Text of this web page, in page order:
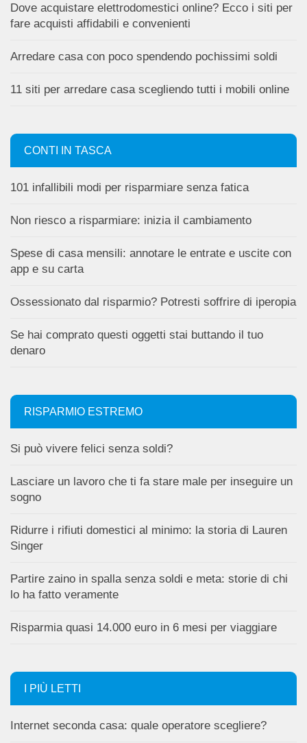
Dove acquistare elettrodomestici online? Ecco i siti per
fare acquisti affidabili e convenienti
Arredare casa con poco spendendo pochissimi soldi
11 siti per arredare casa scegliendo tutti i mobili online
CONTI IN TASCA
101 infallibili modi per risparmiare senza fatica
Non riesco a risparmiare: inizia il cambiamento
Spese di casa mensili: annotare le entrate e uscite con
app e su carta
Ossessionato dal risparmio? Potresti soffrire di iperopia
Se hai comprato questi oggetti stai buttando il tuo
denaro
RISPARMIO ESTREMO
Si può vivere felici senza soldi?
Lasciare un lavoro che ti fa stare male per inseguire un
sogno
Ridurre i rifiuti domestici al minimo: la storia di Lauren
Singer
Partire zaino in spalla senza soldi e meta: storie di chi
lo ha fatto veramente
Risparmia quasi 14.000 euro in 6 mesi per viaggiare
I PIÙ LETTI
Internet seconda casa: quale operatore scegliere?